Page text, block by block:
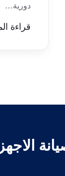
دورية…
قراءة